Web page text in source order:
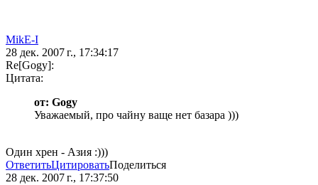
MikE-I
28 дек. 2007 г., 17:34:17
Re[Gogy]:
Цитата:
от: Gogy
Уважаемый, про чайну ваще нет базара )))
Один хрен - Азия :)))
ОтветитьЦитироватьПоделиться
28 дек. 2007 г., 17:37:50